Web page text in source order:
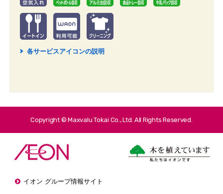
2 各サービスアイコンの説明
Copyright © Maxvalu Tokai Co., Ltd. All Rights Reserved.
イオン グループ情報サイト